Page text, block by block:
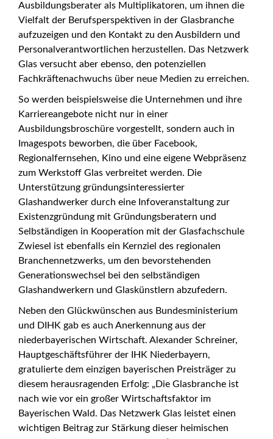
Ausbildungsberater als Multiplikatoren, um ihnen die
Vielfalt der Berufsperspektiven in der Glasbranche
aufzuzeigen und den Kontakt zu den Ausbildern und
Personalverantwortlichen herzustellen. Das Netzwerk
Glas versucht aber ebenso, den potenziellen
Fachkräftenachwuchs über neue Medien zu erreichen.
So werden beispielsweise die Unternehmen und ihre
Karriereangebote nicht nur in einer
Ausbildungsbroschüre vorgestellt, sondern auch in
Imagespots beworben, die über Facebook,
Regionalfernsehen, Kino und eine eigene Webpräsenz
zum Werkstoff Glas verbreitet werden. Die
Unterstützung gründungsinteressierter
Glashandwerker durch eine Infoveranstaltung zur
Existenzgründung mit Gründungsberatern und
Selbständigen in Kooperation mit der Glasfachschule
Zwiesel ist ebenfalls ein Kernziel des regionalen
Branchennetzwerks, um den bevorstehenden
Generationswechsel bei den selbständigen
Glashandwerkern und Glaskünstlern abzufedern.
Neben den Glückwünschen aus Bundesministerium
und DIHK gab es auch Anerkennung aus der
niederbayerischen Wirtschaft. Alexander Schreiner,
Hauptgeschäftsführer der IHK Niederbayern,
gratulierte dem einzigen bayerischen Preisträger zu
diesem herausragenden Erfolg: „Die Glasbranche ist
nach wie vor ein großer Wirtschaftsfaktor im
Bayerischen Wald. Das Netzwerk Glas leistet einen
wichtigen Beitrag zur Stärkung dieser heimischen